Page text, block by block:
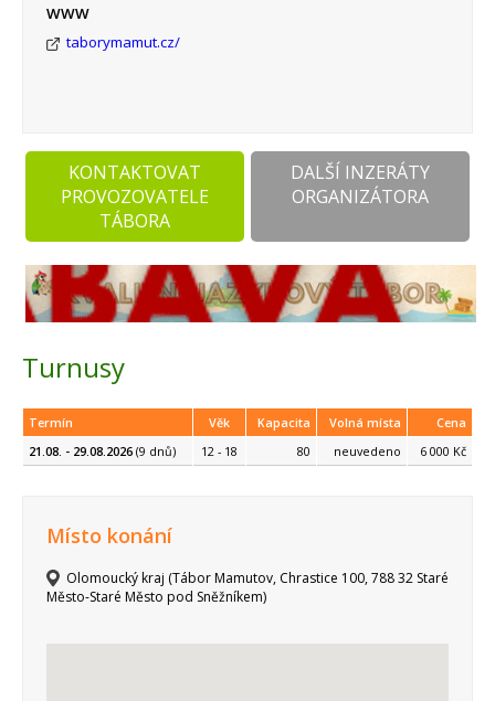
WWW
taborymamut.cz/
KONTAKTOVAT
PROVOZOVATELE
TÁBORA
DALŠÍ INZERÁTY
ORGANIZÁTORA
Turnusy
Termín Věk Kapacita Volná místa
Cena
21.08. - 29.08.2026 (9 dnů) 12 - 18 80 neuvedeno 6 000 Kč
Místo konání
Olomoucký kraj (Tábor Mamutov, Chrastice 100, 788 32 Staré
Město-Staré Město pod Sněžníkem)